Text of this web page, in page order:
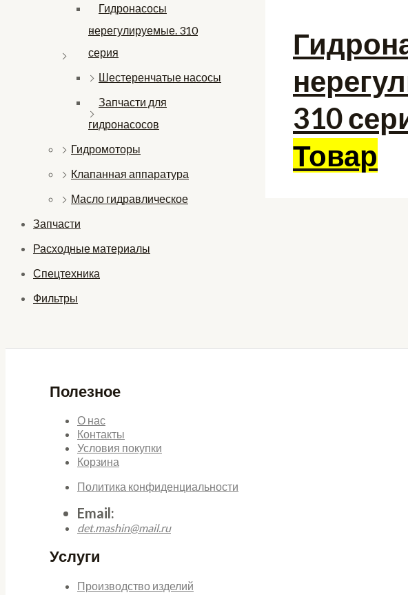
Гидронасосы
нерегулируемые. 310
серия
Шестеренчатые насосы
Запчасти для
гидронасосов
Гидромоторы
Клапанная аппаратура
Масло гидравлическое
Запчасти
Расходные материалы
Спецтехника
Фильтры
310
Товар
Полезное
О нас
Контакты
Условия покупки
Корзина
Политика конфиденциальности
Email:
det.mashin@mail.ru
Услуги
Производство изделий